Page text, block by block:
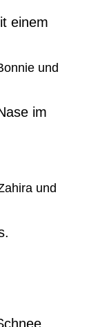
einem
und
im
und